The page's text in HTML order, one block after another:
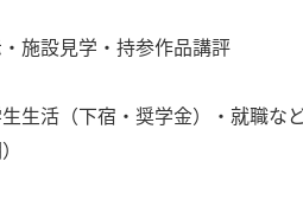
施設見学・持参作品講評
活（下宿・奨学金）・就職など